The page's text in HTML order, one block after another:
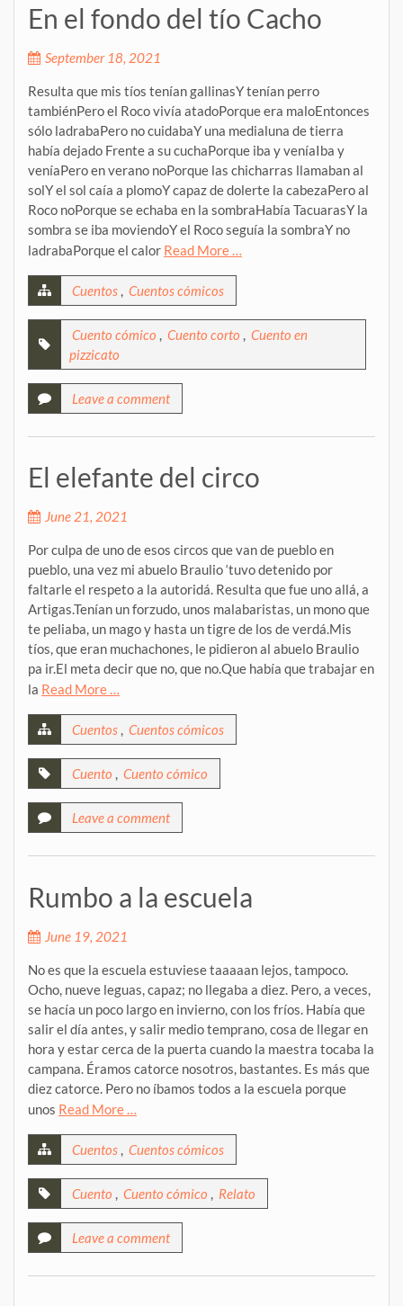
En el fondo del tío Cacho
September 18, 2021
Resulta que mis tíos tenían gallinasY tenían perro
tambiénPero el Roco vivía atadoPorque era maloEntonces
sólo ladrabaPero no cuidabaY una medialuna de tierra
había dejado Frente a su cuchaPorque iba y veníaIba y
veníaPero en verano noPorque las chicharras llamaban al
solY el sol caía a plomoY capaz de dolerte la cabezaPero al
Roco noPorque se echaba en la sombraHabía TacuarasY la
sombra se iba moviendoY el Roco seguía la sombraY no
ladrabaPorque el calor Read More …
Cuentos Cuentos cómicos
Cuento cómico Cuento corto
Cuento en
pizzicato
Leave a comment
El elefante del circo
June 21, 2021
Por culpa de uno de esos circos que van de pueblo en
pueblo, una vez mi abuelo Braulio ‘tuvo detenido por
faltarle el respeto a la autoridá. Resulta que fue uno allá, a
Artigas.Tenían un forzudo, unos malabaristas, un mono que
te peliaba, un mago y hasta un tigre de los de verdá.Mis
tíos, que eran muchachones, le pidieron al abuelo Braulio
pa ir.El meta decir que no, que no.Que había que trabajar en
la Read More …
Cuentos , Cuentos cómicos
Cuento , Cuento cómico
Leave a comment
Rumbo a la escuela
June 19, 2021
No es que la escuela estuviese taaaaan lejos, tampoco.
Ocho, nueve leguas, capaz; no llegaba a diez. Pero, a veces,
se hacía un poco largo en invierno, con los fríos. Había que
salir el día antes, y salir medio temprano, cosa de llegar en
hora y estar cerca de la puerta cuando la maestra tocaba la
campana. Éramos catorce nosotros, bastantes. Es más que
diez catorce. Pero no íbamos todos a la escuela porque
unos Read More …
Cuentos Cuentos cómicos
Cuento Cuento cómico Relato
Leave a comment